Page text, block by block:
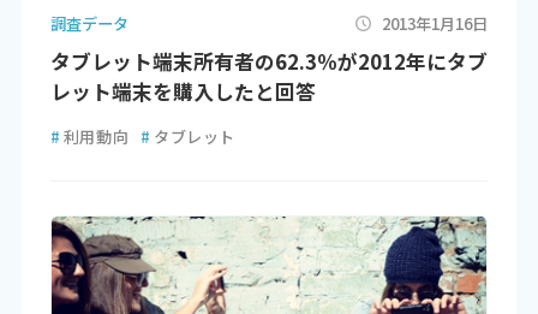
調査データ 2013年1月16日
タブレット端末所有者の62.3％が2012年にタブ
レット端末を購入したと回答
# 利用動向 # タブレット